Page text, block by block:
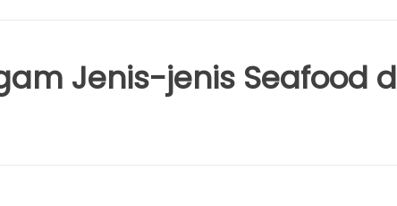
Jenis-jenis Seafood